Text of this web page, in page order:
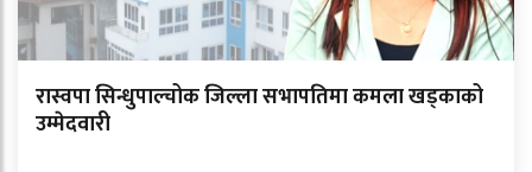
रास्वपा सिन्धुपाल्चोक जिल्ला सभापतिमा कमला खड्काको
उम्मेदवारी